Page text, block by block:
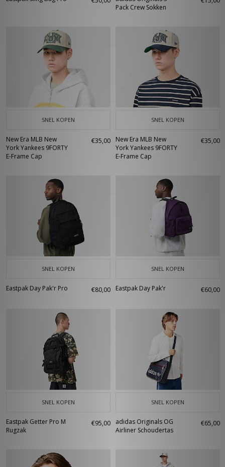
Pack Crew Sokken
SNEL KOPEN
New Era MLB New
York Yankees 9FORTY
E-Frame Cap
€35,00
SNEL KOPEN
New Era MLB New
York Yankees 9FORTY
E-Frame Cap
€35,00
SNEL KOPEN
Eastpak Day Pak'r Pro €80,00
SNEL KOPEN
Eastpak Day Pak'r €60,00
SNEL KOPEN
Eastpak Getter Pro M
Rugzak
€95,00
SNEL KOPEN
adidas Originals OG
Airliner Schoudertas
€65,00